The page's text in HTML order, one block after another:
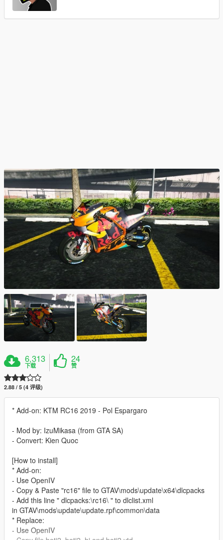
6,313
下载
24
赞
2.88 / 5 (4 评级)
* Add-on: KTM RC16 2019 - Pol Espargaro
- Mod by: IzuMikasa (from GTA SA)
- Convert: Kien Quoc
[How to install]
* Add-on:
- Use OpenIV
- Copy & Paste "rc16" file to GTAV\mods\update\x64\dlcpacks
- Add this line " dlcpacks:\rc16\ " to dlclist.xml
in GTAV\mods\update\update.rpf\common\data
* Replace:
- Use OpenIV